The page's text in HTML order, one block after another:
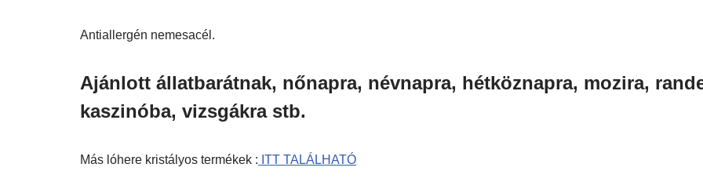
Antiallergén nemesacél.
Ajánlott állatbarátnak, nőnapra, névnapra, hétköznapra, mozira,
kaszinóba, vizsgákra stb.
Más lóhere kristályos termékek : ITT TALÁLHATÓ